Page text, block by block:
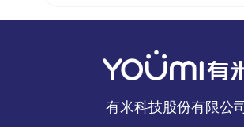
有米科技股份有限公司